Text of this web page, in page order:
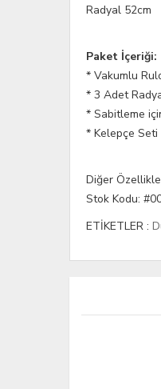
Radyal 52cm
Paket İçeriği:
* Vakumlu
* 3 Adet
* Sabitleme
* Kelepçe Seti
Diğer
Stok Kodu:
ETİKETLER :